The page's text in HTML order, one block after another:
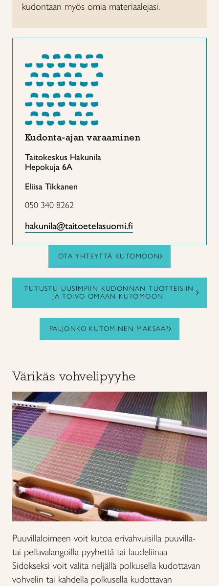
kudontaan myös omia materiaalejasi.
Kudonta-ajan varaaminen
Taitokeskus Hakunila
Hepokuja 6A
Eliisa Tikkanen
050 340 8262
hakunila@taitoetelasuomi.fi
OTA YHTEYTTÄ KUTOMOON
TUTUSTU UUSIMPIIN KUDONNAN TUOTTEISIIN
JA TOIVO OMAAN KUTOMOON!
PALJONKO KUTOMINEN MAKSAA?
Värikäs vohvelipyyhe
Puuvillaloimeen voit kutoa erivahvuisilla puuvilla-
tai pellavalangoilla pyyhettä tai laudeliinaa
Sidokseksi voit valita neljällä polkusella kudottavan
vohvelin tai kahdella polkusella kudottavan